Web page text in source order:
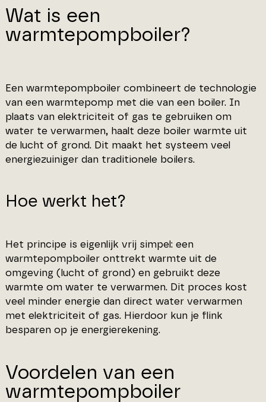
Wat is een
warmtepompboiler?
Een warmtepompboiler combineert de technologie
van een warmtepomp met die van een boiler. In
plaats van elektriciteit of gas te gebruiken om
water te verwarmen, haalt deze boiler warmte uit
de lucht of grond. Dit maakt het systeem veel
energiezuiniger dan traditionele boilers.
Hoe werkt het?
Het principe is eigenlijk vrij simpel: een
warmtepompboiler onttrekt warmte uit de
omgeving (lucht of grond) en gebruikt deze
warmte om water te verwarmen. Dit proces kost
veel minder energie dan direct water verwarmen
met elektriciteit of gas. Hierdoor kun je flink
besparen op je energierekening.
Voordelen van een
warmtepompboiler